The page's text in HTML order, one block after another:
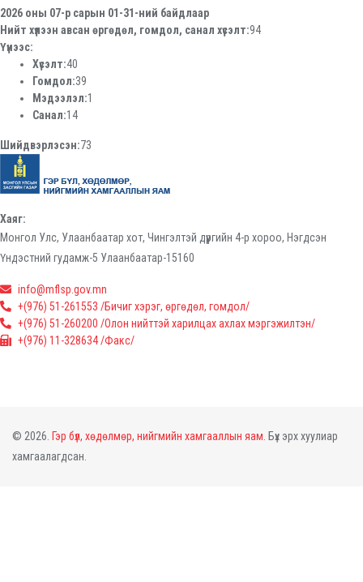
2026 оны 07-р сарын 01-31-ний байдлаар
Нийт хүлээн авсан өргөдөл, гомдол, санал хүсэлт:94
Үүнээс:
Хүсэлт:40
Гомдол:39
Мэдээлэл:1
Санал:14
Шийдвэрлэсэн:73
Хаяг:
Монгол Улс, Улаанбаатар хот, Чингэлтэй дүүргийн 4-р хороо, Нэгдсэн
Үндэстний гудамж-5 Улаанбаатар-15160
info@mflsp.gov.mn
+(976) 51-261553 /Бичиг хэрэг, өргөдөл, гомдол/
+(976) 51-260200 /Олон нийттэй харилцах ахлах мэргэжилтэн/
+(976) 11-328634 /Факс/
© 2026. Гэр бүл, хөдөлмөр, нийгмийн хамгааллын яам. Бүх эрх хуулиар
хамгаалагдсан.